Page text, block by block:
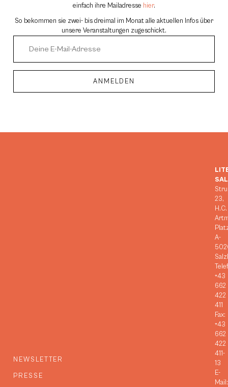
einfach ihre Mailadresse hier.
So bekommen sie zwei- bis dreimal im Monat alle aktuellen Infos über
unsere Veranstaltungen zugeschickt.
ANMELDEN
NEWSLETTER
PRESSE
23,
H.C.
A-
+43
662
422
411
Fax:
+43
662
422
411-
13
E-
Mail: